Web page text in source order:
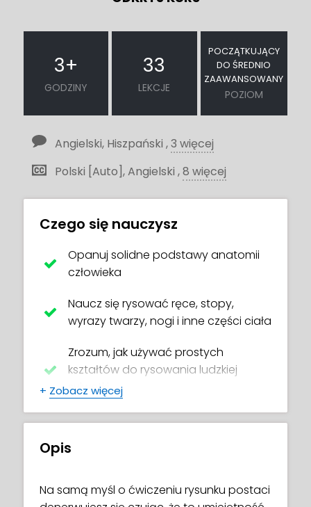
3+
GODZINY
33
LEKCJE
POCZĄTKUJĄCY
DO ŚREDNIO
ZAAWANSOWANY
POZIOM
Angielski, Hiszpański ,3 więcej
Polski [Auto], Angielski ,8 więcej
Czego się nauczysz
Opanuj solidne podstawy anatomii
człowieka
Naucz się rysować ręce, stopy,
wyrazy twarzy, nogi i inne części ciała
Zrozum, jak używać prostych
kształtów do rysowania ludzkiej
sylwetki
Unikaj powszechnych błędów
+ Zobacz więcej
Opis
Na samą myśl o ćwiczeniu rysunku postaci